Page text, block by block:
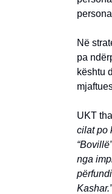
Në
pa
kështu
UKT
cilat po
nga
Kashar.”